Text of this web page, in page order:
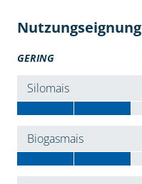
Nutzungseignung
GERING
Silomais
Biogasmais